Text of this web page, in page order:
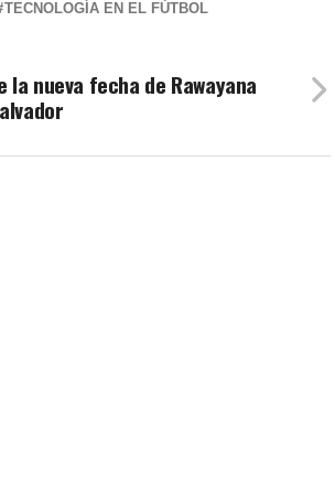
TECNOLOGÍA EN EL FÚTBOL
la nueva fecha de Rawayana